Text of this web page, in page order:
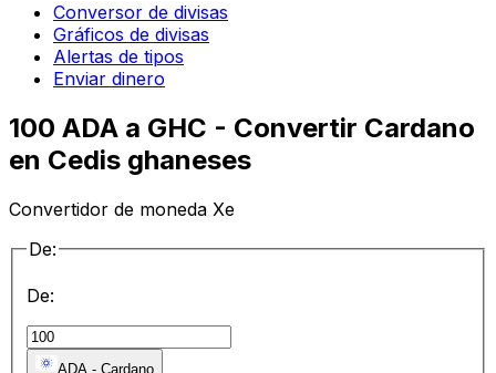
Conversor de divisas
Gráficos de divisas
Alertas de tipos
Enviar dinero
100 ADA a GHC - Convertir Cardano
en Cedis ghaneses
Convertidor de moneda Xe
De:
De:
ADA - Cardano